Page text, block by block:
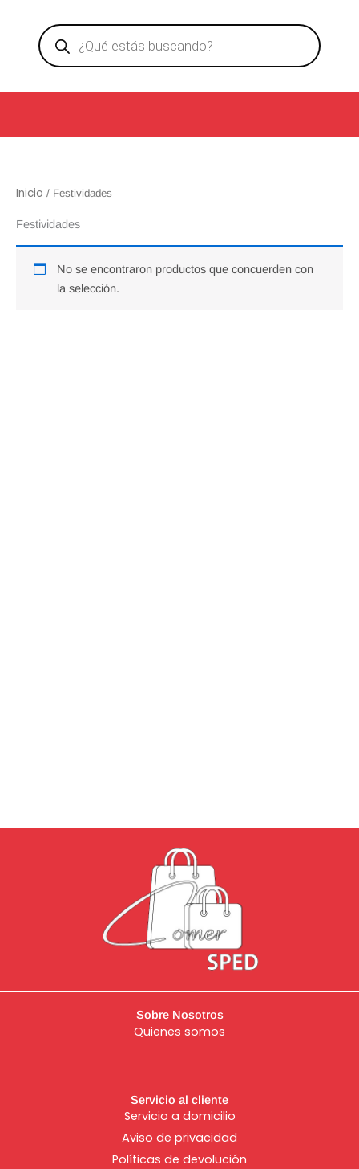
contenido
Products
search
Inicio / Festividades
Festividades
No se encontraron productos que concuerden con
la selección.
Sobre Nosotros
Quienes somos
Servicio al cliente
Servicio a domicilio
Aviso de privacidad
Políticas de devolución